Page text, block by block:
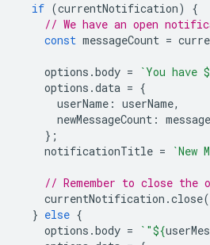
if (currentNotification)
{
// We have an open
const messageCount =
options .body = `You have
options .data = {
userName : userName,
newMessageCount :
};
notificationTitle = `New
// Remember to close
currentNotification .close
} else {
options .body = `"${